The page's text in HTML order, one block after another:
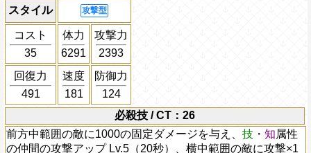
スタイル 攻撃型
コスト
35
体力
6291
攻撃力
2393
回復力
491
速度
181
防御力
124
必殺技 / CT：26
前方中範囲の敵に1000の固定ダメージを与え、 技 ・ 知属性
の仲間の攻撃アップ Lv.5（20秒）、横中範囲の敵に攻撃×1